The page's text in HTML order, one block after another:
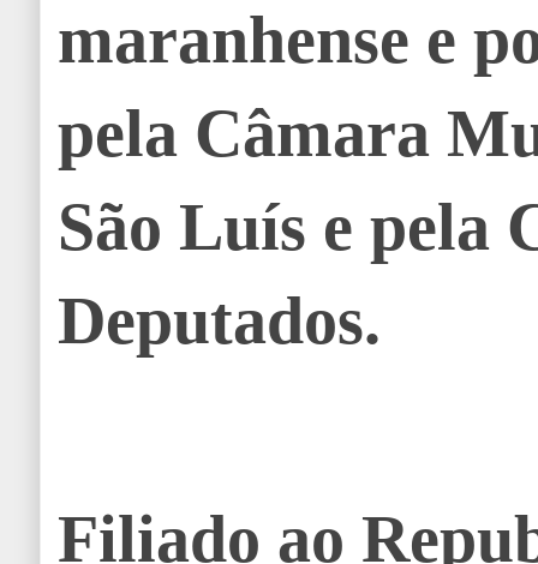
maranhense e
pela Câmara
São Luís e pela
Deputados.
Filiado ao